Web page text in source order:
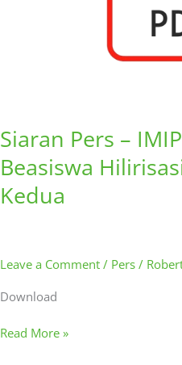
Siaran Pers –
Beasiswa
Kedua
Leave a Comment / Pers /
Download
Read More »